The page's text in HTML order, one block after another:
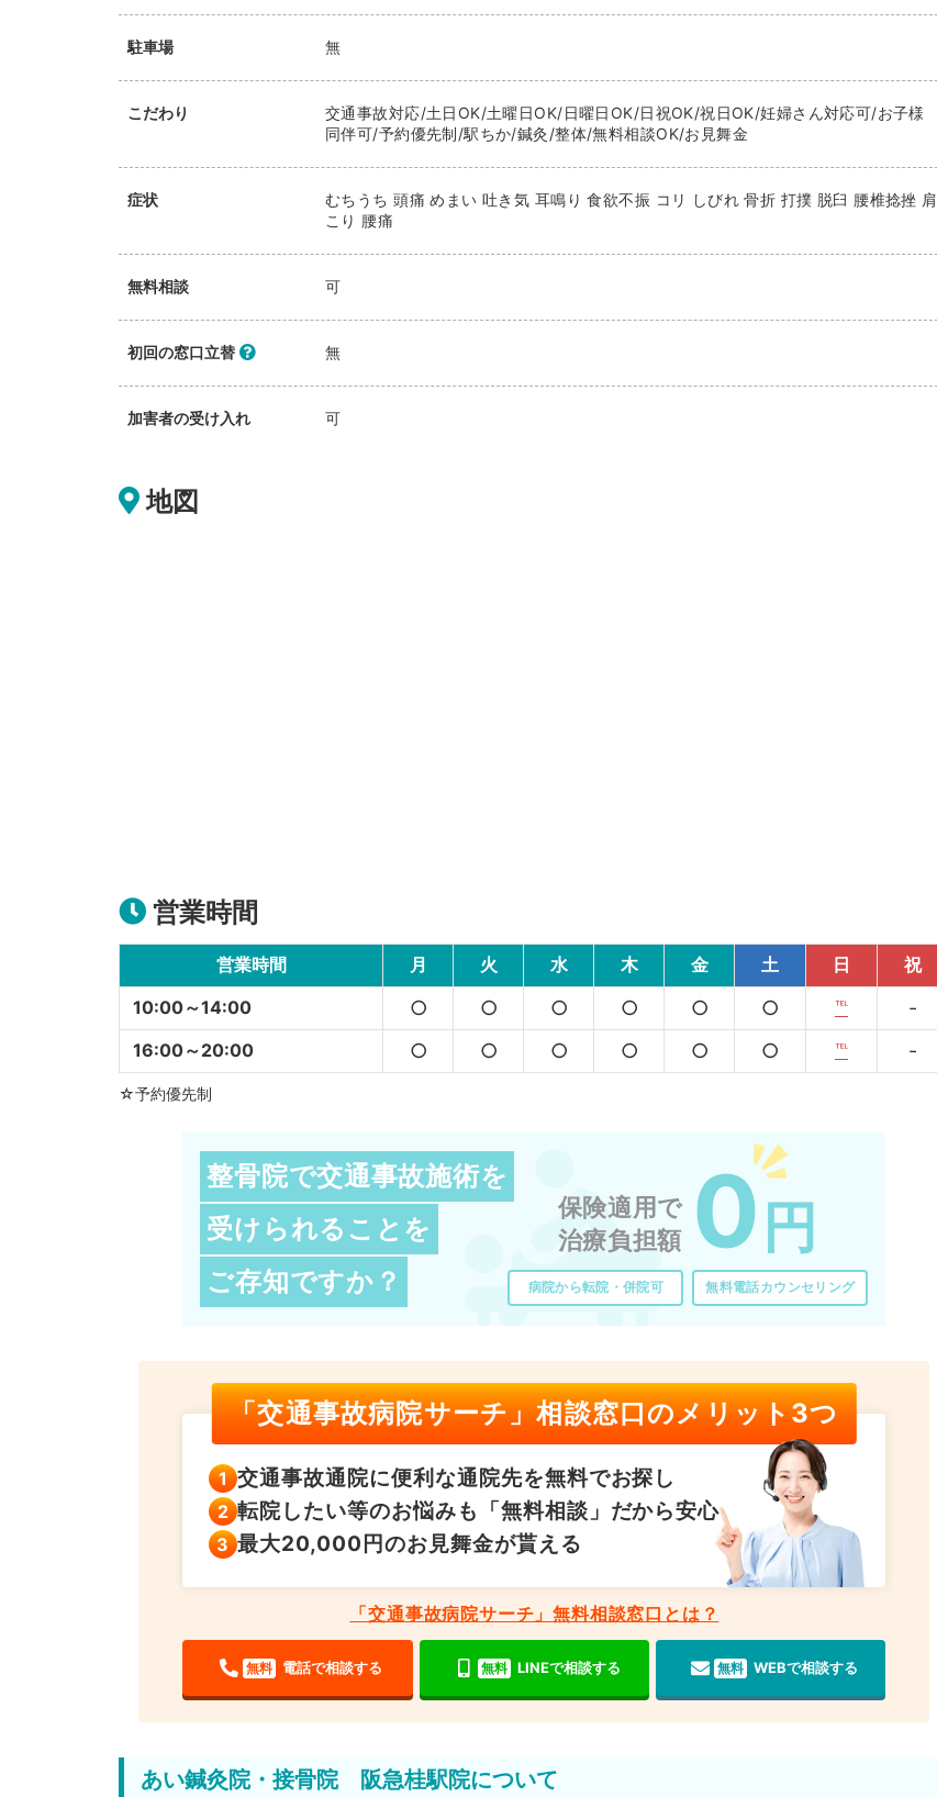
駐車場 無
こだわり
交通事故対応/土日OK/土曜日OK/日曜日OK/日祝OK/祝日OK/妊婦さん対応可/お子様
同伴可/予約優先制/駅ちか/鍼灸/整体/無料相談OK/お見舞金
症状
むちうち 頭痛 めまい 吐き気 耳鳴り 食欲不振 コリ しびれ 骨折 打撲 脱臼 腰椎捻挫 肩
こり 腰痛
無料相談 可
初回の窓口立替 無
加害者の受け入れ 可
地図
営業時間
営業時間 月 火 水 木 金 土 日
祝
10:00～14:00
○ ○ ○ ○ ○ ○ ℡ -
16:00～20:00 ○ ○ ○ ○ ○ ○ ℡ -
☆予約優先制
整骨院で交通事故施術を
受けられることを
ご存知ですか？
保険適用で
治療負担額 0 円
病院から転院・併院可 無料電話カウンセリング
「交通事故病院サーチ」相談窓口のメリット3つ
交通事故通院に便利な通院先を無料でお探し
転院したい等のお悩みも
「無料相談」だから安心
最大20,000円のお見舞金が貰える
「交通事故病院サーチ」無料相談窓口とは？
無料 電話で相談する 無料 LINEで相談する 無料 WEBで相談する
あい鍼灸院・接骨院 阪急桂駅院について